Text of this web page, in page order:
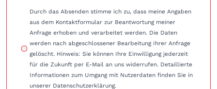
Durch das Absenden stimme ich zu, dass meine Angaben
aus dem Kontaktformular zur Beantwortung meiner
Anfrage erhoben und verarbeitet werden. Die Daten
werden nach abgeschlossener Bearbeitung Ihrer Anfrage
gelöscht. Hinweis: Sie können Ihre Einwilligung jederzeit
für die Zukunft per E-Mail an uns widerrufen. Detaillierte
Informationen zum Umgang mit Nutzerdaten finden Sie in
unserer Datenschutzerklärung.